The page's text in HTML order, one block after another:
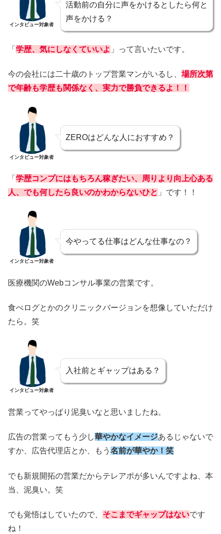
インタビュー対象者
活動前の自分に声をかけるとしたら何と
声をかける？
「 学歴、気にしなくていいよ 」って言いたいです。
今の会社には二十歳のトップ営業マンがいるし、 場所次第
で年齢も学歴も関係なく、実力で勝負できるよ！！
インタビュー対象者
ZEROはどんな人におすすめ？
「 学歴コンプにはもちろん稼ぎたい、周りより向上心ある
人、でも何したら良いのかわからないひと 」です！！
インタビュー対象者
今やってる仕事はどんな仕事なの？
医療機関のWebコンサル事業の営業です。
食べログとかのクリニックバージョンを想像していただけ
たら。笑
インタビュー対象者
入社前とギャップはある？
営業ってやっぱり泥臭いなと思いましたね。
広告の営業ってもう少し華やかなイメージあるじゃないで
すか、広告代理店とか、もう 名前が華やか！笑
でも新規開拓の営業だからテレアポが多いんですよね、本
当、泥臭い。笑
でも覚悟はしていたので、 そこまでギャップはないです
ね！